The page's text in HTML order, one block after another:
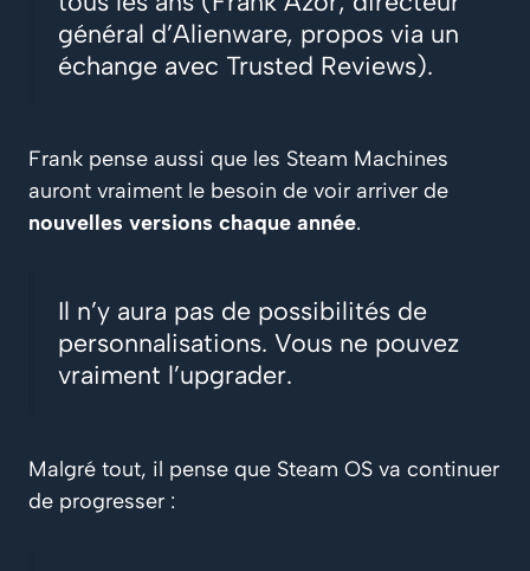
général d’Alienware, propos via un
échange avec Trusted Reviews).
Frank pense aussi que les Steam Machines
auront vraiment le besoin de voir arriver de
nouvelles versions chaque année.
Il n’y aura pas de possibilités de
personnalisations. Vous ne pouvez
vraiment l’upgrader.
Malgré tout, il pense que Steam OS va continuer
de progresser :